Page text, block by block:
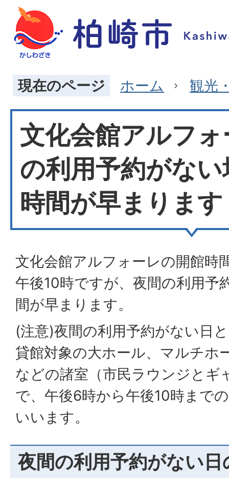
現在のページ ホーム 観光
文化会館アルフ
の利用予約がな
時間が早まります
文化会館アルフォーレの開館時
午後10時ですが、夜間の利用予
間が早まります。
(注意)夜間の利用予約がない日
貸館対象の大ホール、マルチホ
などの諸室（市民ラウンジとギ
で、午後6時から午後10時まで
いいます。
夜間の利用予約がない日